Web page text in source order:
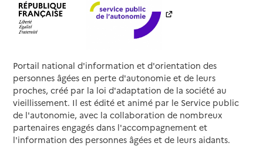
Portail national d'information et d'orientation des
personnes âgées en perte d'autonomie et de leurs
proches, créé par la loi d'adaptation de la société au
vieillissement. Il est édité et animé par le Service public
de l'autonomie, avec la collaboration de nombreux
partenaires engagés dans l'accompagnement et
l'information des personnes âgées et de leurs aidants.